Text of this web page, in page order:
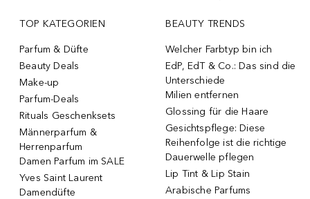
TOP KATEGORIEN
Parfum & Düfte
Beauty Deals
Make-up
Parfum-Deals
Rituals Geschenksets
Männerparfum &
Herrenparfum
Damen Parfum im SALE
Yves Saint Laurent
Damendüfte
BEAUTY TRENDS
Welcher Farbtyp bin ich
EdP, EdT & Co.: Das sind die
Unterschiede
Milien entfernen
Glossing für die Haare
Gesichtspflege: Diese
Reihenfolge ist die richtige
Dauerwelle pflegen
Lip Tint & Lip Stain
Arabische Parfums